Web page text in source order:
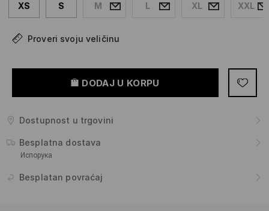
XS S M L XL XXL
Proveri svoju veličinu
DODAJ U KORPU
Dostupnost u trgovini
Besplatna dostava
Испорука
Besplatan povraćaj